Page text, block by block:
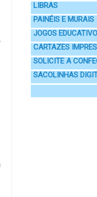
LIBRAS
PAINÉIS E MURAIS
JOGOS
CARTAZES
SOLICITE A
SACOLINHAS